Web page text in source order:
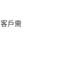
戶需